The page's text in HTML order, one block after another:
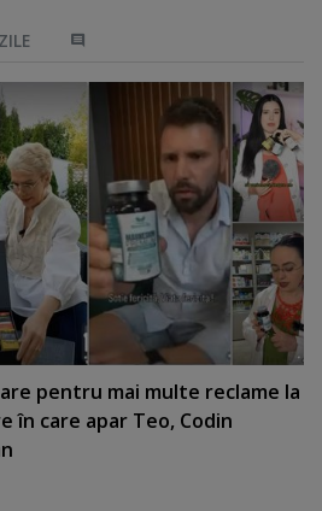
pentru mai multe reclame la
în care apar Teo, Codin